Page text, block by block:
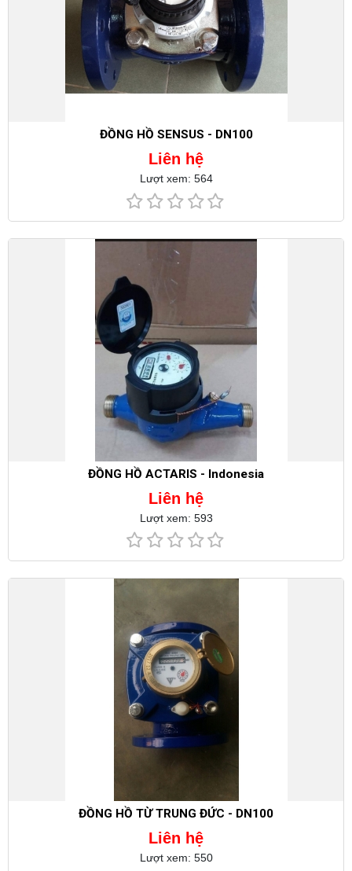
ĐỒNG HỒ SENSUS - DN100
Liên hệ
Lượt xem: 564
ĐỒNG HỒ ACTARIS - Indonesia
Liên hệ
Lượt xem: 593
ĐỒNG HỒ TỪ TRUNG ĐỨC - DN100
Liên hệ
Lượt xem: 550